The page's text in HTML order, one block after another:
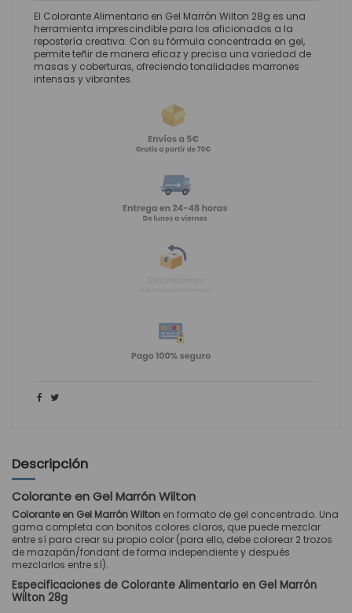
El Colorante Alimentario en Gel Marrón Wilton 28g es una
herramienta imprescindible para los aficionados a la
repostería creativa. Con su fórmula concentrada en gel,
permite teñir de manera eficaz y precisa una variedad de
masas y coberturas, ofreciendo tonalidades marrones
intensas y vibrantes.
Descripción
Colorante en Gel Marrón Wilton
Colorante en Gel Marrón Wilton en formato de gel concentrado. Una
gama completa con bonitos colores claros, que puede mezclar
entre sí para crear su propio color (para ello, debe colorear 2 trozos
de mazapán/fondant de forma independiente y después
mezclarlos entre sí).
Especificaciones de Colorante Alimentario en Gel Marrón
Wilton 28g